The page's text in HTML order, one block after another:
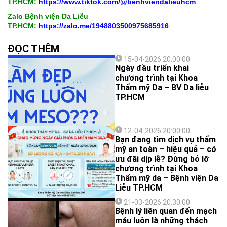
Zalo Bệnh viện Da Liễu
TP.HCM: https://zalo.me/1948803500975685916
ĐỌC THÊM
15-04-2026 20:00:00
Ngày đầu triển khai
chương trình tại Khoa
Thẩm mỹ Da – BV Da liễu
TP.HCM
12-04-2026 20:00:00
Bạn đang tìm dịch vụ thẩm
mỹ an toàn – hiệu quả – có
ưu đãi dịp lễ? Đừng bỏ lỡ
chương trình tại Khoa
Thẩm mỹ da – Bệnh viện Da
Liễu TP.HCM
21-03-2026 20:30:00
Bệnh lý liên quan đến mạch
máu luôn là những thách